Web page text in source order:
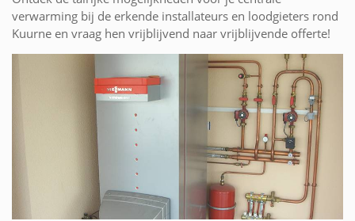
verwarming bij de erkende installateurs en loodgieters rond
Kuurne en vraag hen vrijblijvend naar vrijblijvende offerte!